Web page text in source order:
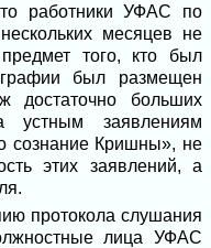
работники УФАС по
месяцев не
того, кто был
был размещен
достаточно больших
устным заявлениям
сознание Кришны», не
этих заявлений, а
протокола слушания
лица УФАС